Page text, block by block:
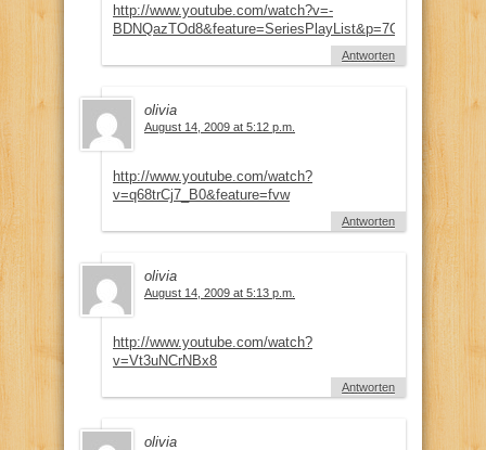
http://www.youtube.com/watch?v=-
Antworten
olivia
August 14, 2009 at 5:12 p.m.
http://www.youtube.com/watch?
v=q68trCj7_B0&feature=fvw
Antworten
olivia
August 14, 2009 at 5:13 p.m.
http://www.youtube.com/watch?
v=Vt3uNCrNBx8
Antworten
olivia